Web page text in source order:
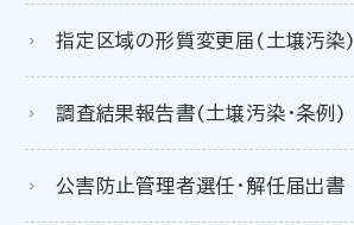
指定区域の形質変更届(土壌汚染)
調査結果報告書(土壌汚染・条例)
公害防止管理者選任・解任届出書